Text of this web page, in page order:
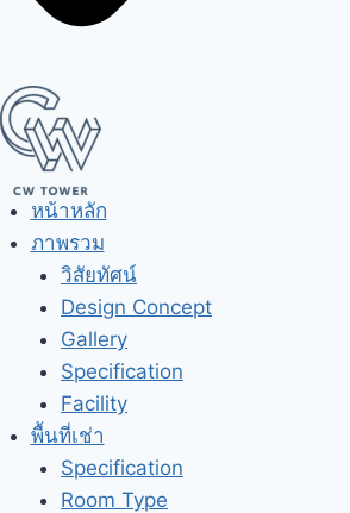
หน้าหลัก
ภาพรวม
วิสัยทัศน์
Design Concept
Gallery
Specification
Facility
พื้นที่เช่า
Specification
Room Type